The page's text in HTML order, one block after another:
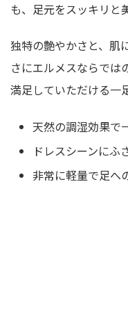
も、足元をスッキリと
独特の艶やかさと、肌
さにエルメスならでは
満足していただける一
天然の調湿効果で
ドレスシーンにふ
非常に軽量で足へ